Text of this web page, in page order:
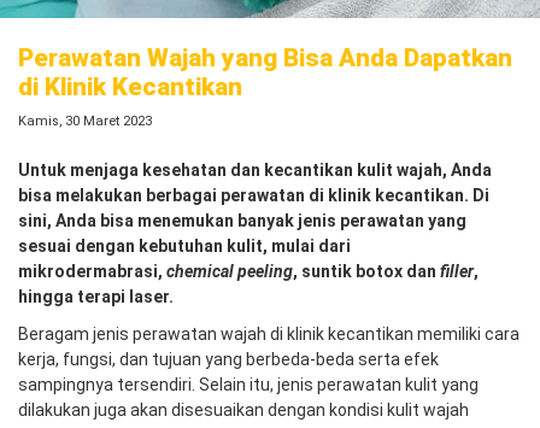
Perawatan Wajah yang Bisa Anda Dapatkan
di Klinik Kecantikan
Kamis, 30 Maret 2023
Untuk menjaga kesehatan dan kecantikan kulit wajah, Anda
bisa melakukan berbagai perawatan di klinik kecantikan. Di
sini, Anda bisa menemukan banyak jenis perawatan yang
sesuai dengan kebutuhan kulit, mulai dari
mikrodermabrasi, chemical peeling, suntik botox dan filler,
hingga terapi laser.
Beragam jenis perawatan wajah di klinik kecantikan memiliki cara
kerja, fungsi, dan tujuan yang berbeda-beda serta efek
sampingnya tersendiri. Selain itu, jenis perawatan kulit yang
dilakukan juga akan disesuaikan dengan kondisi kulit wajah